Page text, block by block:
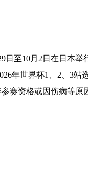
日至10月2日在日本
年世界杯1、2、3
赛资格或因伤病等原